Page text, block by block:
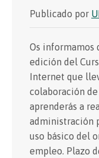
Publicado por
Os informamos
edición del
Internet que
colaboración
aprenderás a
administración
uso básico del
empleo. Plazo